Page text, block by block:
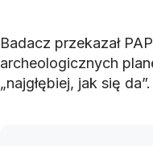
Badacz przekazał
archeologicznych
„najgłębiej, jak się da”.